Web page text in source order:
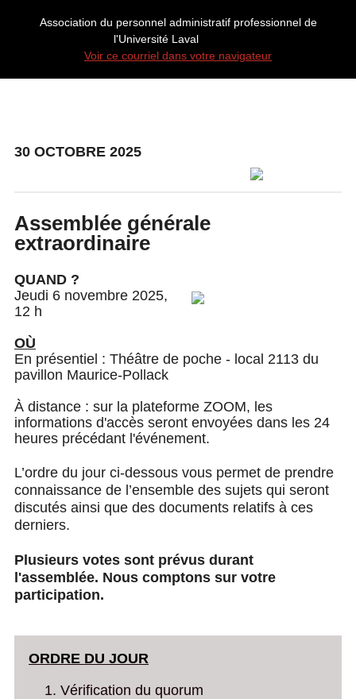
Association du personnel administratif professionnel de
l'Université Laval
Voir ce courriel dans votre navigateur
30 OCTOBRE 2025
Assemblée générale
extraordinaire
QUAND ?
Jeudi 6 novembre 2025,
12 h
OÙ
En présentiel : Théâtre de poche - local 2113 du
pavillon Maurice-Pollack
À distance : sur la plateforme ZOOM, les
informations d'accès seront envoyées dans les 24
heures précédant l'événement.
L’ordre du jour ci-dessous vous permet de prendre
connaissance de l’ensemble des sujets qui seront
discutés ainsi que des documents relatifs à ces
derniers.
Plusieurs votes sont prévus durant
l'assemblée. Nous comptons sur votre
participation.
ORDRE DU JOUR
Vérification du quorum